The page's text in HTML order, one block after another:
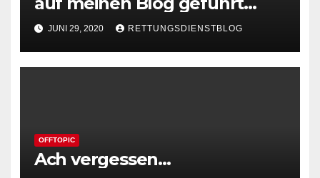
haben
JUNI 29, 2020 RETTUNGSDIENSTBLOG
OFFTOPIC
Ach vergessen…